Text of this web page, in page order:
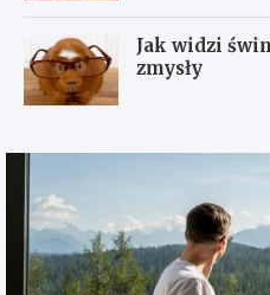
Jak widzi
zmysły